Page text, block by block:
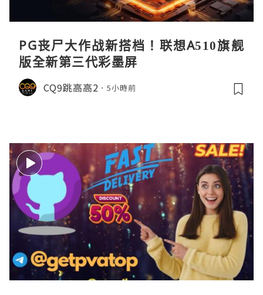
PG丧尸大作战新搭档！联想A510旗舰
版全新第三代彩墨屏
CQ9跳高高2 5小時前